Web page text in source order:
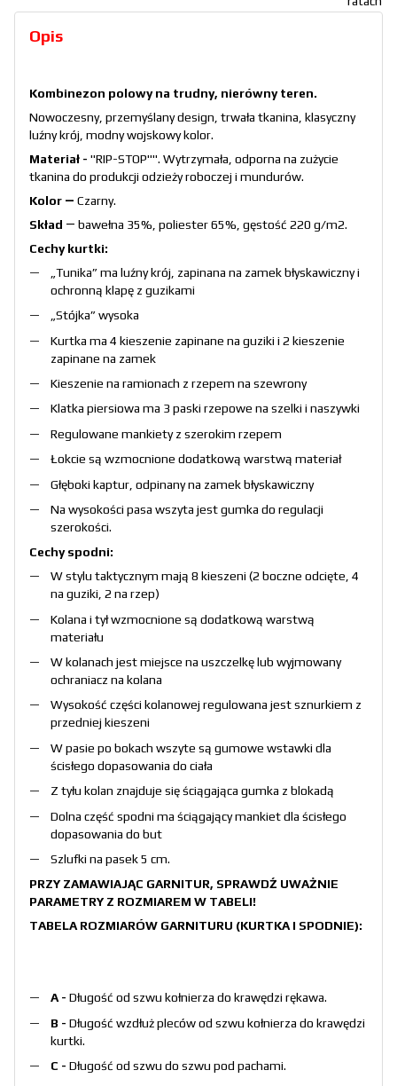
Opis
Kombinezon polowy na trudny, nierówny teren.
Nowoczesny, przemyślany design, trwała tkanina, klasyczny
luźny krój, modny wojskowy kolor.
Materiał - "RIP-STOP"". Wytrzymała, odporna na zużycie
tkanina do produkcji odzieży roboczej i mundurów.
Kolor ― Czarny.
Skład ― bawełna 35%, poliester 65%, gęstość 220 g/m2.
Cechy kurtki:
„Tunika” ma luźny krój, zapinana na zamek błyskawiczny i
ochronną klapę z guzikami
„Stójka” wysoka
Kurtka ma 4 kieszenie zapinane na guziki i 2 kieszenie
zapinane na zamek
Kieszenie na ramionach z rzepem na szewrony
Klatka piersiowa ma 3 paski rzepowe na szelki i naszywki
Regulowane mankiety z szerokim rzepem
Łokcie są wzmocnione dodatkową warstwą materiał
Głęboki kaptur, odpinany na zamek błyskawiczny
Na wysokości pasa wszyta jest gumka do regulacji
szerokości.
Cechy spodni:
W stylu taktycznym mają 8 kieszeni (2 boczne odcięte, 4
na guziki, 2 na rzep)
Kolana i tył wzmocnione są dodatkową warstwą
materiału
W kolanach jest miejsce na uszczelkę lub wyjmowany
ochraniacz na kolana
Wysokość części kolanowej regulowana jest sznurkiem z
przedniej kieszeni
W pasie po bokach wszyte są gumowe wstawki dla
ścisłego dopasowania do ciała
Z tyłu kolan znajduje się ściągająca gumka z blokadą
Dolna część spodni ma ściągający mankiet dla ścisłego
dopasowania do but
Szlufki na pasek 5 cm.
PRZY ZAMAWIAJĄC GARNITUR, SPRAWDŹ UWAŻNIE
PARAMETRY Z ROZMIAREM W TABELI!
TABELA ROZMIARÓW GARNITURU (KURTKA I SPODNIE):
A - Długość od szwu kołnierza do krawędzi rękawa.
B - Długość wzdłuż pleców od szwu kołnierza do krawędzi
kurtki.
С - Długość od szwu do szwu pod pachami.